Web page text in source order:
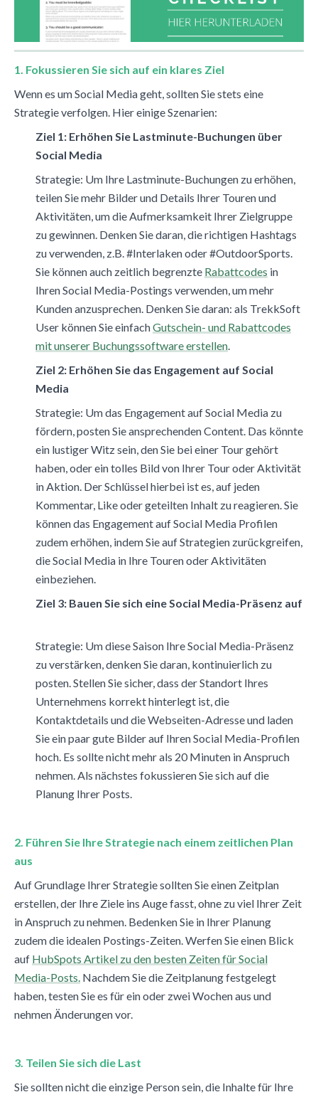
1. Fokussieren Sie sich auf ein klares Ziel
Wenn es um Social Media geht, sollten Sie stets eine
Strategie verfolgen. Hier einige Szenarien:
Ziel 1: Erhöhen Sie Lastminute-Buchungen über
Social Media
Strategie: Um Ihre Lastminute-Buchungen zu erhöhen,
teilen Sie mehr Bilder und Details Ihrer Touren und
Aktivitäten, um die Aufmerksamkeit Ihrer Zielgruppe
zu gewinnen. Denken Sie daran, die richtigen Hashtags
zu verwenden, z.B. #Interlaken oder #OutdoorSports.
Sie können auch zeitlich begrenzte Rabattcodes in
Ihren Social Media-Postings verwenden, um mehr
Kunden anzusprechen. Denken Sie daran: als TrekkSoft
User können Sie einfachGutschein- und Rabattcodes
mit unserer Buchungssoftware erstellen
Ziel 2: Erhöhen Sie das Engagement auf Social
Media
Strategie: Um das Engagement auf Social Media zu
fördern, posten Sie ansprechenden Content. Das könnte
ein lustiger Witz sein, den Sie bei einer Tour gehört
haben, oder ein tolles Bild von Ihrer Tour oder Aktivität
in Aktion. Der Schlüssel hierbei ist es, auf jeden
Kommentar, Like oder geteilten Inhalt zu reagieren. Sie
können das Engagement auf Social Media Profilen
zudem erhöhen, indem Sie auf Strategien zurückgreifen,
die Social Media in Ihre Touren oder Aktivitäten
einbeziehen.
Ziel 3: Bauen Sie sich eine Social Media-Präsenz auf
Strategie: Um diese Saison Ihre Social Media-Präsenz
zu verstärken, denken Sie daran, kontinuierlich zu
posten. Stellen Sie sicher, dass der Standort Ihres
Unternehmens korrekt hinterlegt ist, die
Kontaktdetails und die Webseiten-Adresse und laden
Sie ein paar gute Bilder auf Ihren Social Media-Profilen
hoch. Es sollte nicht mehr als 20 Minuten in Anspruch
nehmen. Als nächstes fokussieren Sie sich auf die
Planung Ihrer Posts.
2. Führen Sie Ihre Strategie nach einem zeitlichen Plan
aus
Auf Grundlage Ihrer Strategie sollten Sie einen Zeitplan
erstellen, der Ihre Ziele ins Auge fasst, ohne zu viel Ihrer Zeit
in Anspruch zu nehmen. Bedenken Sie in Ihrer Planung
zudem die idealen Postings-Zeiten. Werfen Sie einen Blick
auf HubSpots Artikel zu den besten Zeiten für Social
Media-Posts. Nachdem Sie die Zeitplanung festgelegt
haben, testen Sie es für ein oder zwei Wochen aus und
nehmen Änderungen vor.
3. Teilen Sie sich die Last
Sie sollten nicht die einzige Person sein, die Inhalte für Ihre